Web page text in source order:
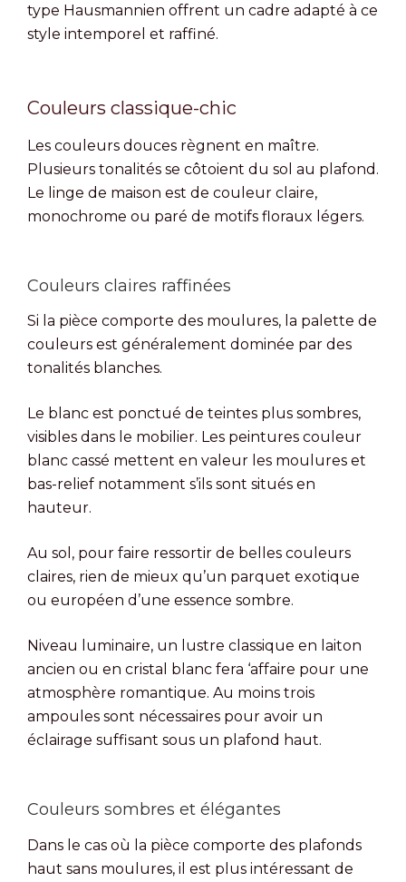
type Hausmannien offrent un cadre adapté à ce
style intemporel et raffiné.
Couleurs classique-chic
Les couleurs douces règnent en maître.
Plusieurs tonalités se côtoient du sol au plafond.
Le linge de maison est de couleur claire,
monochrome ou paré de motifs floraux légers.
Couleurs claires raffinées
Si la pièce comporte des moulures, la palette de
couleurs est généralement dominée par des
tonalités blanches.
Le blanc est ponctué de teintes plus sombres,
visibles dans le mobilier. Les peintures couleur
blanc cassé mettent en valeur les moulures et
bas-relief notamment s’ils sont situés en
hauteur.
Au sol, pour faire ressortir de belles couleurs
claires, rien de mieux qu’un parquet exotique
ou européen d’une essence sombre.
Niveau luminaire, un lustre classique en laiton
ancien ou en cristal blanc fera ‘affaire pour une
atmosphère romantique. Au moins trois
ampoules sont nécessaires pour avoir un
éclairage suffisant sous un plafond haut.
Couleurs sombres et élégantes
Dans le cas où la pièce comporte des plafonds
haut sans moulures, il est plus intéressant de